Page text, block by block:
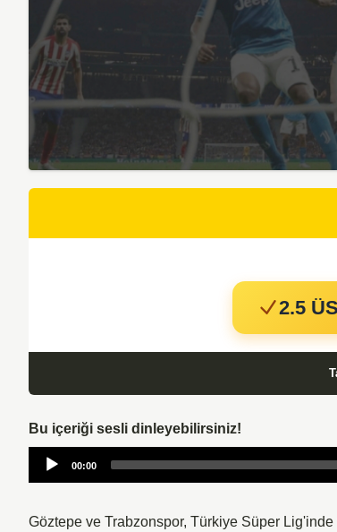
2.5
Bu içeriği sesli dinleyebilirsiniz!
Audio
00:00
Göztepe ve Trabzonspor, Türkiye Süper Lig'inde